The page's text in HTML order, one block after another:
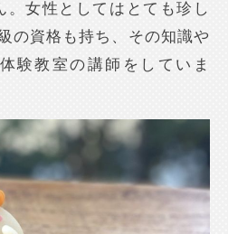
。女性としてはとても珍し
の資格も持ち、その知識や
験教室の講師をしていま